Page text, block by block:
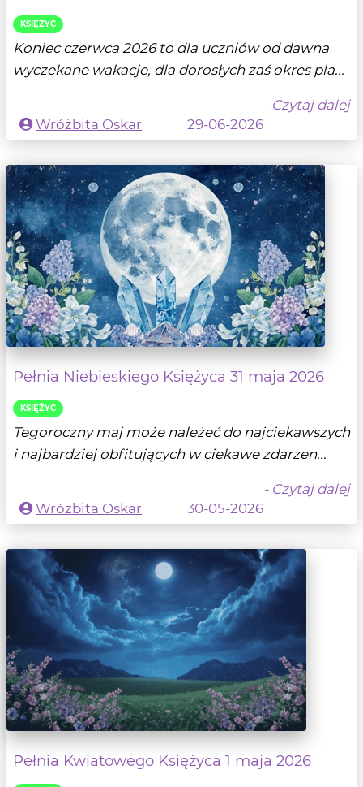
KSIĘŻYC
Koniec czerwca 2026 to dla uczniów od dawna
wyczekane wakacje, dla dorosłych zaś okres pla...
- Czytaj dalej
Wróżbita Oskar
29-06-2026
Pełnia Niebieskiego Księżyca 31 maja 2026
KSIĘŻYC
Tegoroczny maj może należeć do najciekawszych
i najbardziej obfitujących w ciekawe zdarzen...
- Czytaj dalej
Wróżbita Oskar
30-05-2026
Pełnia Kwiatowego Księżyca 1 maja 2026